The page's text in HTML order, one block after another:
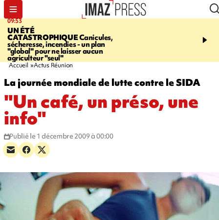
09:53
UN ÉTÉ
CATASTROPHIQUECanicules,
sécheresse, incendies - un plan
"global" pour ne laisser aucun
agriculteur "seul"
12:03
commerciales - 160
pour 10 jours de
Accueil Actus Réunion
La journée mondiale de lutte contre le SIDA
"Un café, un préso, une
info"
Publié le 1 décembre 2009 à 00:00